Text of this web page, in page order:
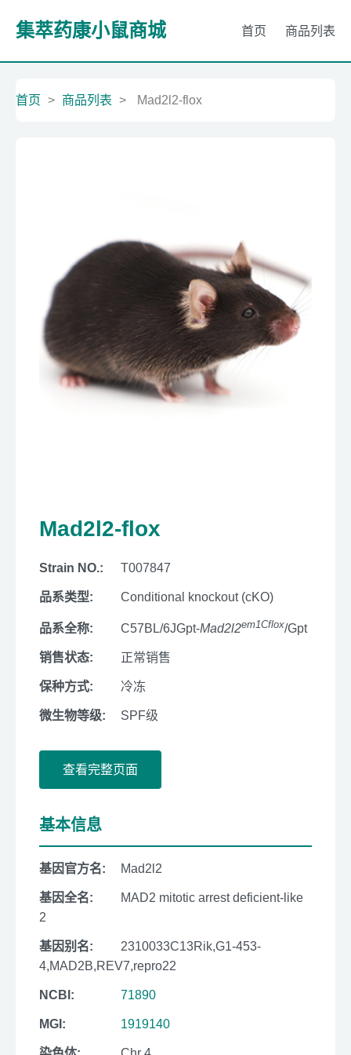
集萃药康小鼠商城 首页 商品列表
首页 > 商品列表 > Mad2l2-flox
Mad2l2-flox
Strain NO.: T007847
品系类型: Conditional knockout (cKO)
品系全称: C57BL/6JGpt-Mad2l2em1Cflox/Gpt
销售状态: 正常销售
保种方式: 冷冻
微生物等级: SPF级
查看完整页面
基本信息
基因官方名: Mad2l2
基因全名:
MAD2 mitotic arrest deficient-like
2
基因别名:
2310033C13Rik,G1-453-
4,MAD2B,REV7,repro22
NCBI: 71890
MGI: 1919140